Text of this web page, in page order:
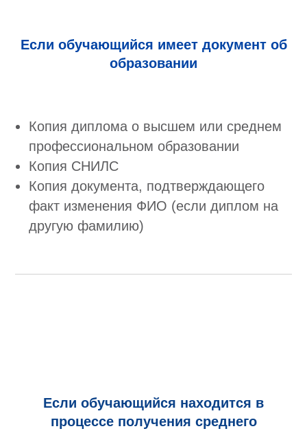
Если обучающийся имеет документ об
образовании
Копия диплома о высшем или среднем
профессиональном образовании
Копия СНИЛС
Копия документа, подтверждающего
факт изменения ФИО (если диплом на
другую фамилию)
Если обучающийся находится в
процессе получения среднего